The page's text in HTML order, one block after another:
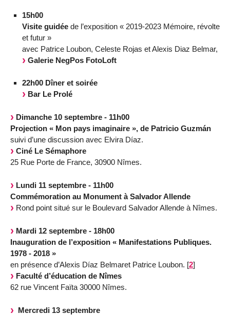
15h00
Visite guidéede l’exposition « 2019-2023 Mémoire, révolte
et futur »
avec Patrice Loubon, Celeste Rojas et Alexis Diaz Belmar,
Galerie NegPos FotoLoft
22h00 Dîner et soirée
Bar Le Prolé
Dimanche 10 septembre - 11h00
Projection « Mon pays imaginaire », de Patricio Guzmán
suivi d’une discussion avec Elvira Díaz.
Ciné Le Sémaphore
25 Rue Porte de France, 30900 Nîmes.
Lundi 11 septembre - 11h00
Commémoration au Monument à Salvador Allende
Rond point situé sur le Boulevard Salvador Allende à Nîmes.
Mardi 12 septembre - 18h00
Inauguration de l’exposition « Manifestations Publiques.
1978 - 2018 »
en présence d’Alexis Díaz Belmaret Patrice Loubon. [2]
Faculté d’éducation de Nîmes
62 rue Vincent Faïta 30000 Nîmes.
Mercredi 13 septembre